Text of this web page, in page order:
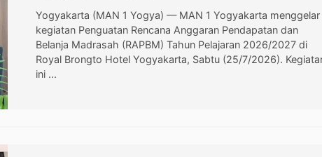
Yogyakarta (MAN 1 Yogya) — MAN 1 Yogyakarta menggelar
kegiatan Penguatan Rencana Anggaran Pendapatan dan
Belanja Madrasah (RAPBM) Tahun Pelajaran 2026/2027 di
Royal Brongto Hotel Yogyakarta, Sabtu (25/7/2026).
ini ...